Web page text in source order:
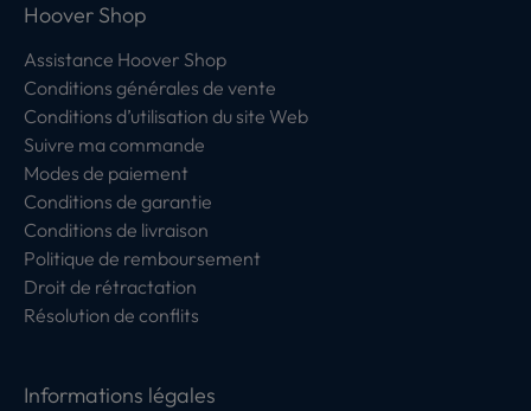
Hoover Shop
Assistance Hoover Shop
Conditions générales de vente
Conditions d’utilisation du site Web
Suivre ma commande
Modes de paiement
Conditions de garantie
Conditions de livraison
Politique de remboursement
Droit de rétractation
Résolution de conflits
Informations légales